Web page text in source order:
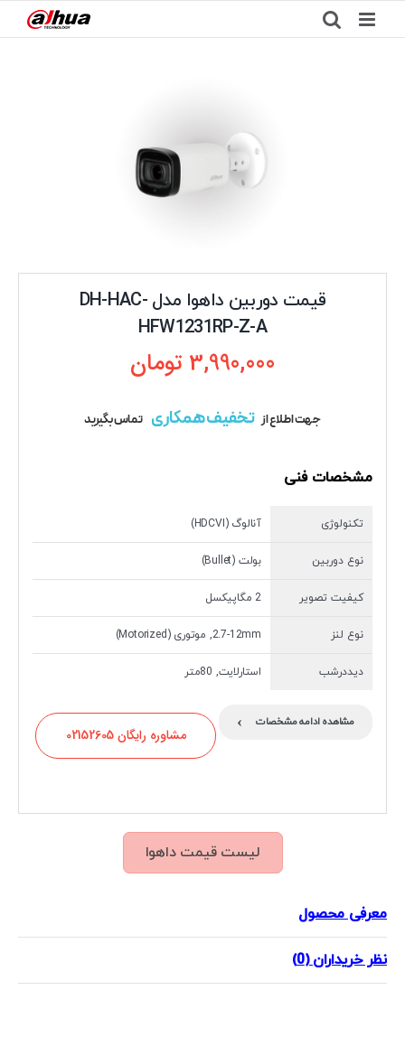
to
قیمت دوربین داهوا مدل DH-HAC-
HFW1231RP-Z-A
3,990,000 تومان
جهت اطلاع از تخفیف همکاری تماس بگیرید
مشخصات فنی
تکنولوژی آنالوگ (HDCVI)
نوع دوربین بولت (Bullet)
کیفیت تصویر 2 مگاپیکسل
نوع لنز 2.7-12mm, موتوری (Motorized)
دیددرشب استارلایت, 80متر
مشاهده ادامه مشخصات ›
مشاوره رایگان 02152605
لیست قیمت داهوا
معرفی محصول
نظر خریداران (0)